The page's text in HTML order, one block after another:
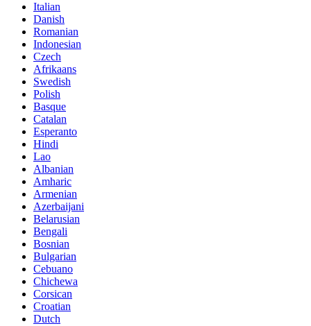
Italian
Danish
Romanian
Indonesian
Czech
Afrikaans
Swedish
Polish
Basque
Catalan
Esperanto
Hindi
Lao
Albanian
Amharic
Armenian
Azerbaijani
Belarusian
Bengali
Bosnian
Bulgarian
Cebuano
Chichewa
Corsican
Croatian
Dutch